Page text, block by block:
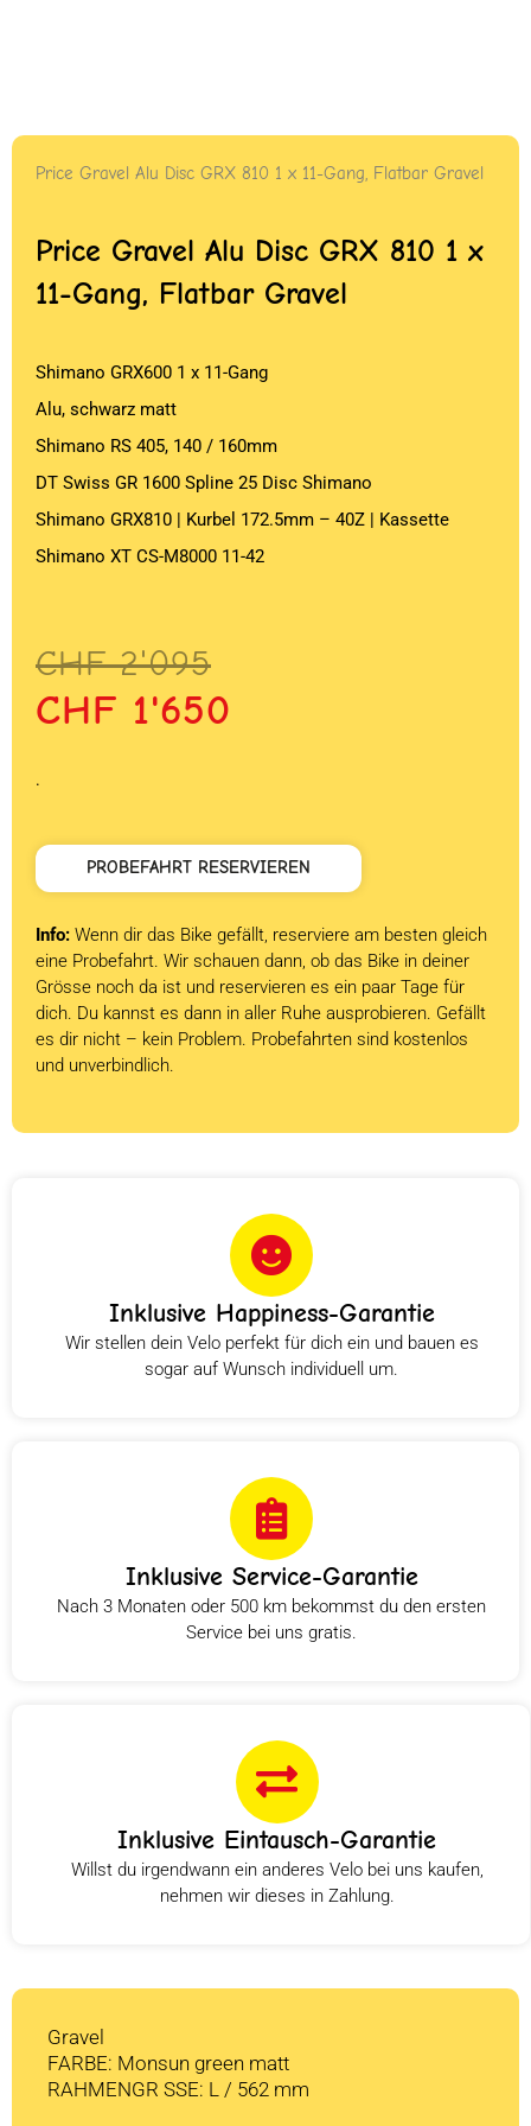
Price Gravel Alu Disc GRX 810 1 x 11-Gang, Flatbar Gravel
Price Gravel Alu Disc GRX 810 1 x
11-Gang, Flatbar Gravel
Shimano GRX600 1 x 11-Gang
Alu, schwarz matt
Shimano RS 405, 140 / 160mm
DT Swiss GR 1600 Spline 25 Disc Shimano
Shimano GRX810 | Kurbel 172.5mm – 40Z | Kassette
Shimano XT CS-M8000 11-42
CHF2'095
Ursprünglicher
Preis
war:
CHF 2'095
CHF 1'650
Aktueller
Preis
ist:
CHF 1'650.
.
PROBEFAHRT RESERVIEREN
Info: Wenn dir das Bike gefällt, reserviere am besten gleich
eine Probefahrt. Wir schauen dann, ob das Bike in deiner
Grösse noch da ist und reservieren es ein paar Tage für
dich. Du kannst es dann in aller Ruhe ausprobieren. Gefällt
es dir nicht – kein Problem. Probefahrten sind kostenlos
und unverbindlich.
Inklusive Happiness-Garantie
Wir stellen dein Velo perfekt für dich ein und bauen es
sogar auf Wunsch individuell um.
Inklusive Service-Garantie
Nach 3 Monaten oder 500 km bekommst du den ersten
Service bei uns gratis.
Inklusive Eintausch-Garantie
Willst du irgendwann ein anderes Velo bei uns kaufen,
nehmen wir dieses in Zahlung.
Gravel
FARBE: Monsun green matt
RAHMENGR SSE: L / 562 mm